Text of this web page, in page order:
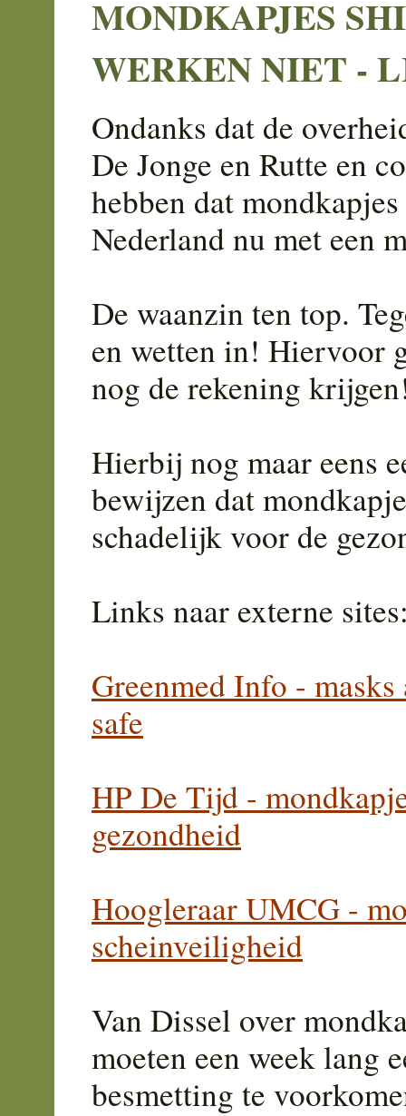
MONDKAPJES
WERKEN NIET -
Ondanks dat de
De Jonge en Rutte en
hebben dat
Nederland nu met een
De waanzin ten top.
en wetten in! Hiervoor
nog de rekening
Hierbij nog maar eens
bewijzen dat
schadelijk voor de
Links naar externe
Greenmed Info -
safe
HP De Tijd -
gezondheid
Hoogleraar UMCG -
scheinveiligheid
Van Dissel over
moeten een week lang
besmetting te